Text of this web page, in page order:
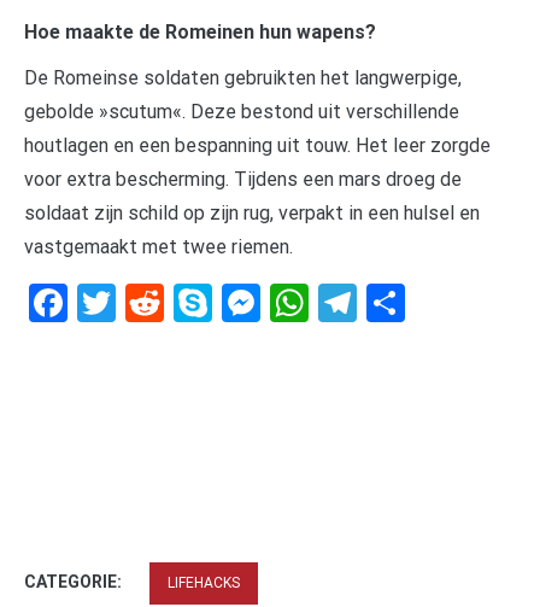
Hoe maakte de Romeinen hun wapens?
De Romeinse soldaten gebruikten het langwerpige,
gebolde »scutum«. Deze bestond uit verschillende
houtlagen en een bespanning uit touw. Het leer zorgde
voor extra bescherming. Tijdens een mars droeg de
soldaat zijn schild op zijn rug, verpakt in een hulsel en
vastgemaakt met twee riemen.
Facebook
Twitter
RedditSkypeMessenger
WhatsApp
Telegram
CATEGORIE: LIFEHACKS